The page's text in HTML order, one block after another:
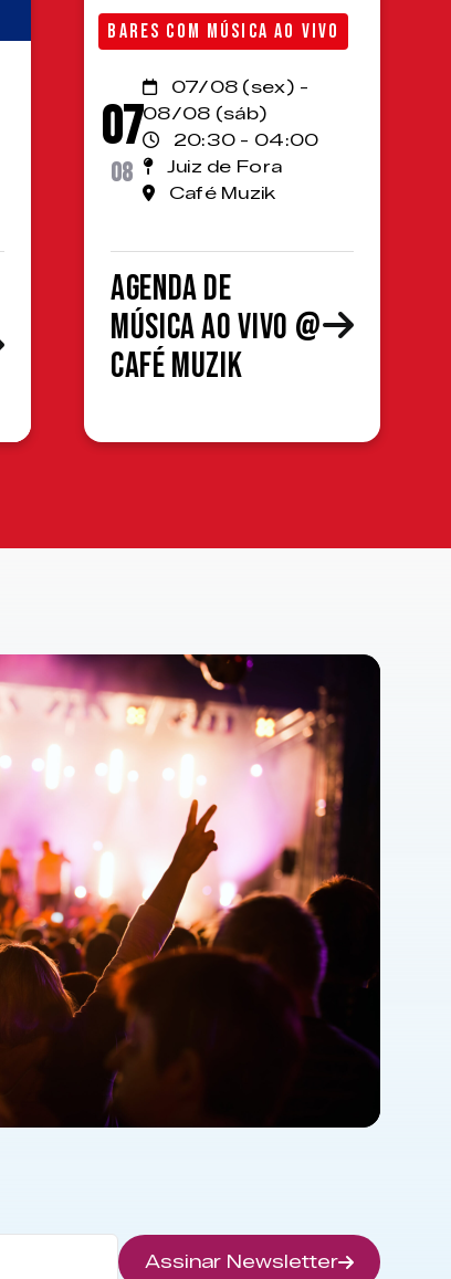
BARES COM MÚSICA AO VIVO
07
08
07/08 (sex) -
08/08 (sáb)
20:30 - 04:00
Juiz de Fora
Café Muzik
Agenda de
Música ao Vivo @
Café Muzik
Assinar Newsletter